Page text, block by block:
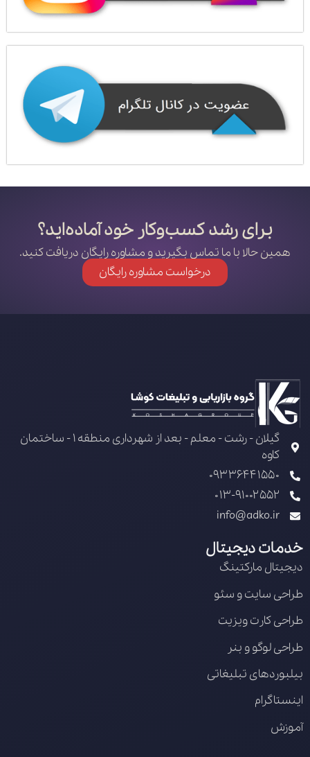
برای رشد کسب‌وکار خود آماده‌اید؟
همین حالا با ما تماس بگیرید و مشاوره رایگان دریافت کنید.
درخواست مشاوره رایگان
گیلان - رشت - معلم - بعد از شهرداری منطقه 1 - ساختمان
کاوه
09336441550
013-91002552
info@adko.ir
خدمات دیجیتال
دیجیتال مارکتینگ
طراحی سایت و سئو
طراحی کارت ویزیت
طراحی لوگو و بنر
بیلبوردهای تبلیغاتی
اینستاگرام
آموزش